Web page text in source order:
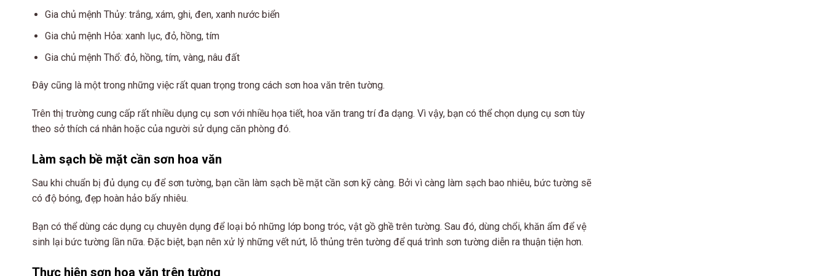
Gia chủ mệnh Thủy: trắng, xám, ghi, đen, xanh nước biển
Gia chủ mệnh Hỏa: xanh lục, đỏ, hồng, tím
Gia chủ mệnh Thổ: đỏ, hồng, tím, vàng, nâu đất
Đây cũng là một trong những việc rất quan trọng trong cách sơn hoa văn trên tường.
Trên thị trường cung cấp rất nhiều dụng cụ sơn với nhiều họa tiết, hoa văn trang trí đa dạng. Vì vậy, bạn có thể chọn dụng cụ sơn tùy
theo sở thích cá nhân hoặc của người sử dụng căn phòng đó.
Làm sạch bề mặt cần sơn hoa văn
Sau khi chuẩn bị đủ dụng cụ để sơn tường, bạn cần làm sạch bề mặt cần sơn kỹ càng. Bởi vì càng làm sạch bao nhiêu, bức tường sẽ
có độ bóng, đẹp hoàn hảo bấy nhiêu.
Bạn có thể dùng các dụng cụ chuyên dụng để loại bỏ những lớp bong tróc, vật gồ ghề trên tường. Sau đó, dùng chổi, khăn ẩm để vệ
sinh lại bức tường lần nữa. Đặc biệt, bạn nên xử lý những vết nứt, lỗ thủng trên tường để quá trình sơn tường diễn ra thuận tiện hơn.
Thực hiện sơn hoa văn trên tường